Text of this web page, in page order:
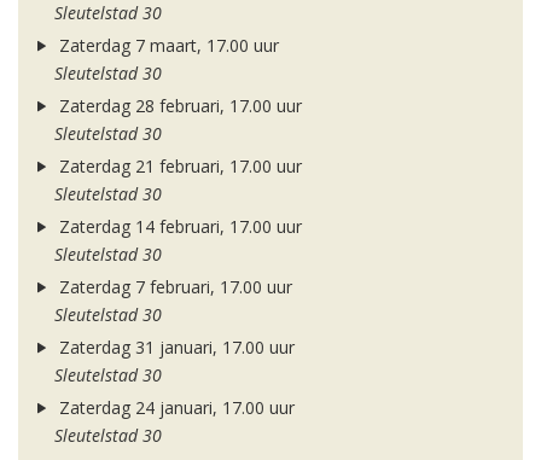
Sleutelstad 30
Zaterdag 7 maart, 17.00 uur
Sleutelstad 30
Zaterdag 28 februari, 17.00 uur
Sleutelstad 30
Zaterdag 21 februari, 17.00 uur
Sleutelstad 30
Zaterdag 14 februari, 17.00 uur
Sleutelstad 30
Zaterdag 7 februari, 17.00 uur
Sleutelstad 30
Zaterdag 31 januari, 17.00 uur
Sleutelstad 30
Zaterdag 24 januari, 17.00 uur
Sleutelstad 30